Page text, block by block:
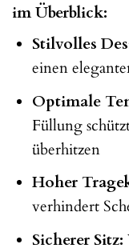
im Überblick:
Stilvolles
einen
Optimale
Füllung
überhitzen
Hoher
verhindert
Sicherer Sitz: